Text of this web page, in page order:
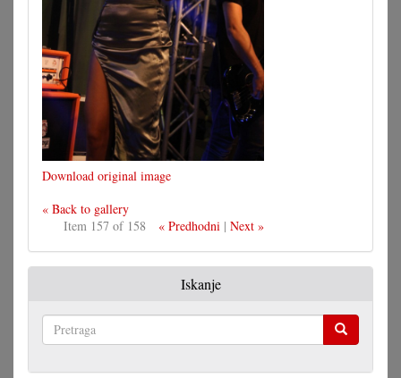
Download original image
« Back to gallery
Item 157 of 158
« Predhodni | Next »
Iskanje